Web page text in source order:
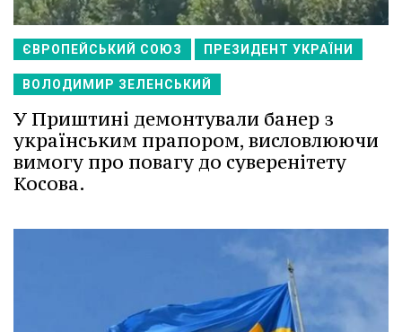
ЄВРОПЕЙСЬКИЙ СОЮЗ ПРЕЗИДЕНТ УКРАЇНИ
ВОЛОДИМИР ЗЕЛЕНСЬКИЙ
У Приштині демонтували банер з
українським прапором, висловлюючи
вимогу про повагу до суверенітету
Косова.